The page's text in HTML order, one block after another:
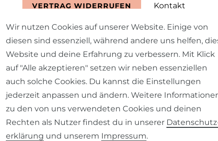
VERTRAG WIDERRUFEN Kontakt
Wir nutzen Cookies auf unserer Website. Einige von
diesen sind essenziell, während andere uns helfen,
Website und deine Erfahrung zu verbessern. Mit Klick
auf "Alle akzeptieren" setzen wir neben essenziellen
auch solche Cookies. Du kannst die Einstellungen
jederzeit anpassen und ändern. Weitere
zu den von uns verwendeten Cookies und deinen
Rechten als Nutzer findest du in unserer
erklärung und unserem Impressum.